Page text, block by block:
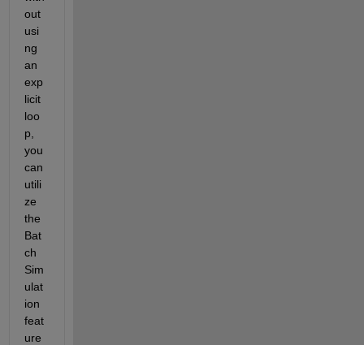
out
usi
ng
an
exp
licit
loo
p,
you
can
utili
ze
the
Bat
ch
Sim
ulat
ion
feat
ure